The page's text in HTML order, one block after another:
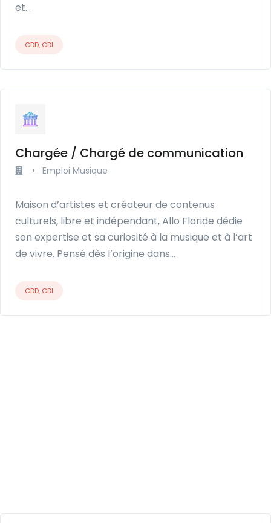
et…
CDD, CDI
Chargée / Chargé de communication
• Emploi Musique
Maison d’artistes et créateur de contenus
culturels, libre et indépendant, Allo Floride dédie
son expertise et sa curiosité à la musique et à l’art
de vivre. Pensé dès l’origine dans…
CDD, CDI